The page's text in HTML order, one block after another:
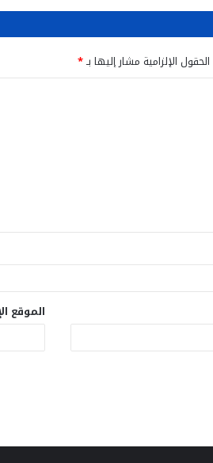
الحقول الإلزامية مشار إليها بـ*
الموقع